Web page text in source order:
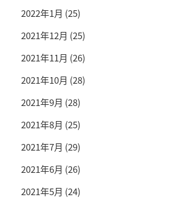
2022年1月 (25)
2021年12月 (25)
2021年11月 (26)
2021年10月 (28)
2021年9月 (28)
2021年8月 (25)
2021年7月 (29)
2021年6月 (26)
2021年5月 (24)